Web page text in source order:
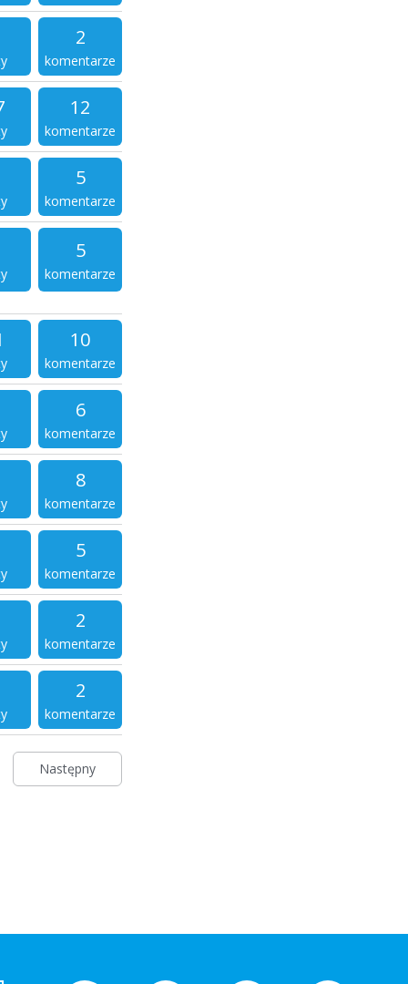
2
komentarze
12
komentarze
5
komentarze
5
komentarze
10
komentarze
6
komentarze
8
komentarze
5
komentarze
2
komentarze
2
komentarze
Następny